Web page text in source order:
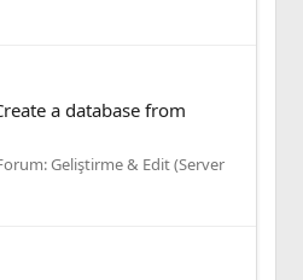
a database from
Geliştirme & Edit (Server